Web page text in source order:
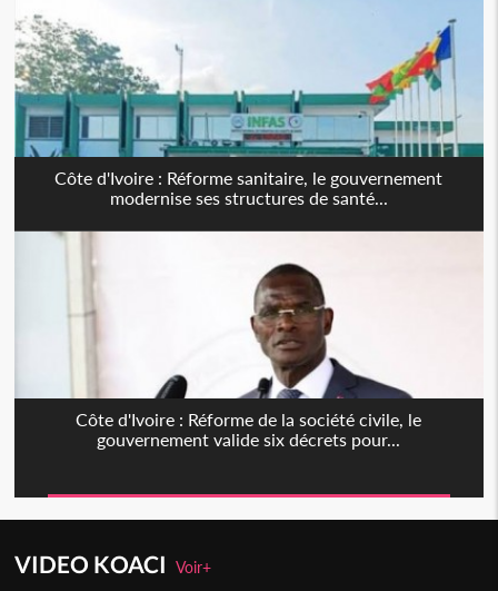
Côte d'Ivoire : Réforme sanitaire, le gouvernement
modernise ses structures de santé...
Côte d'Ivoire : Réforme de la société civile, le
gouvernement valide six décrets pour...
VIDEO KOACIVoir+